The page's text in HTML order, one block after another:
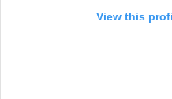
View this